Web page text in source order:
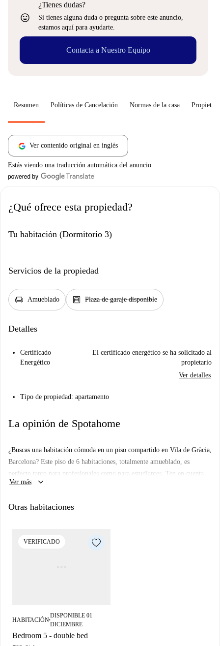
sentiment_very_satisfied
¿Tienes dudas?
Si tienes alguna duda o pregunta sobre este anuncio,
estamos aquí para ayudarte.
Contacta a Nuestro Equipo
Resumen Políticas de Cancelación Normas de la casa
Ver contenido original en inglés
Estás viendo una traducción automática del anuncio
¿Qué ofrece esta propiedad?
Tu habitación (Dormitorio 3)
Servicios de la propiedad
chair Amueblado garage Plaza de garaje disponible
Detalles
Certificado
Energético
El certificado energético se ha solicitado al
propietario
Ver detalles
Tipo de propiedad: apartamento
La opinión de Spotahome
¿Buscas una habitación cómoda en un piso compartido en Vila de Gràcia,
Barcelona? Este piso de 6 habitaciones, totalmente amueblado, es
perfecto tanto para profesionales como para estudiantes. Ten en cuenta
que no se admiten parejas. No se permiten mascotas ni fumar.
Gràcia-Placeta Sant Miquel i Rodalia, a los que se puede llegar
caminando. ¡Haz de este encantador lugar tu próximo hogar!
Ver más keyboard_arrow_down
Otras habitaciones
VERIFICADO
HABITACIÓN■
DISPONIBLE 01
DICIEMBRE
Bedroom 5 - double bed